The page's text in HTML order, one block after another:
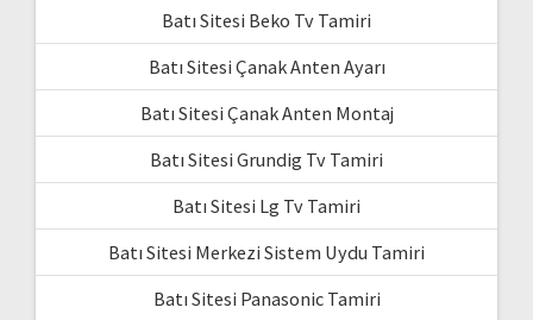
Batı Sitesi Beko Tv Tamiri
Batı Sitesi Çanak Anten Ayarı
Batı Sitesi Çanak Anten Montaj
Batı Sitesi Grundig Tv Tamiri
Batı Sitesi Lg Tv Tamiri
Batı Sitesi Merkezi Sistem Uydu Tamiri
Batı Sitesi Panasonic Tamiri